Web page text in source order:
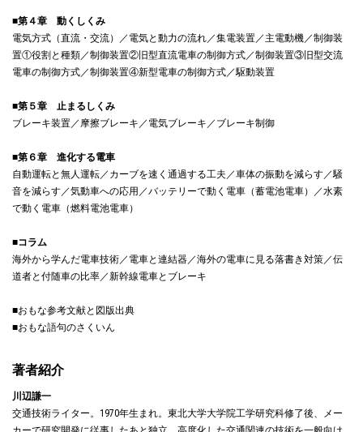
■第４章 動くしくみ
電気方式（直流・交流）／電気と動力の流れ／集電装置／主電動機／制御装
置①役割と種類／制御装置②旧型直流電車の制御方式／制御装置③旧型交流
電車の制御方式／制御装置④新型電車の制御方式／駆動装置
■第５章 止まるしくみ
ブレーキ装置／摩擦ブレーキ／電気ブレーキ／ブレーキ制御
■第６章 進化する電車
自動運転と無人運転／カーブを速く通過する工夫／車体の振動を減らす／騒
音を減らす／気動車への応用／バッテリーで動く電車（蓄電池電車）／水素
で動く電車（燃料電池電車）
■コラム
海外から学んだ電車技術／電車と連結器／海外の電車に見る落書き対策／伝
道者と付随車の比率／新幹線電車とブレーキ
■おもな参考文献と図版出典
■おもな語句のさくいん
著者紹介
川辺謙一
交通技術ライター。1970年生まれ。東北大学大学院工学研究科修了後、メー